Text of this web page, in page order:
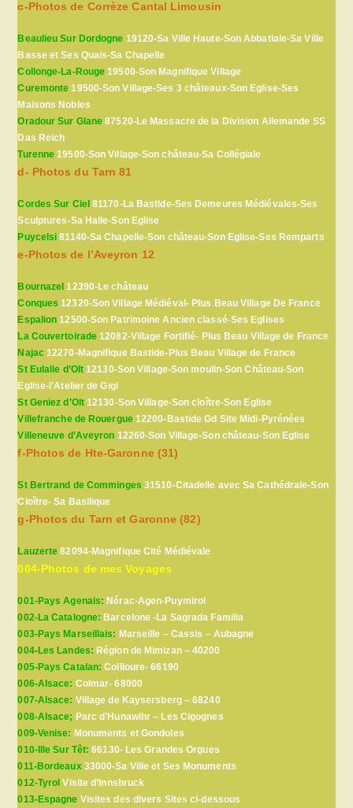
c-Photos de Corrèze Cantal Limousin
Beaulieu Sur Dordogne 19120-Sa Ville Haute-Son Abbatiale-Sa Ville
Basse et Ses Quais-Sa Chapelle
Collonge-La-Rouge 19500-Son Magnifique Village
Curemonte 19500-Son Village-Ses 3 châteaux-Son Eglise-Ses
Maisons Nobles
Oradour Sur Glane 87520-Le Massacre de la Division Allemande SS
Das Reich
Turenne 19500-Son Village-Son château-Sa Collégiale
d- Photos du Tarn 81
Cordes Sur Ciel81170-La Bastide-Ses Demeures Médiévales-Ses
Sculptures-Sa Halle-Son Eglise
Puycelsi 81140-Sa Chapelle-Son château-Son Eglise-Ses Remparts
e-Photos de l’Aveyron 12
Bournazel 12390-Le château
Conques 12320-Son Village Médiéval- Plus Beau Village De France
Espalion 12500-Son Patrimoine Ancien classé-Ses Eglises
La Couvertoirade 12082-Village Fortifié- Plus Beau Village de France
Najac12270-Magnifique Bastide-Plus Beau Village de France
St Eulalie d’Olt 12130-Son Village-Son moulin-Son Château-Son
Eglise-l’Atelier de Gigi
St Geniez d’Olt12130-Son Village-Son cloître-Son Eglise
Villefranche de Rouergue12200-Bastide Gd Site Midi-Pyrénées
Villeneuve d’Aveyron 12260-Son Village-Son château-Son Eglise
f-Photos de Hte-Garonne (31)
St Bertrand de Comminges 31510-Citadelle avec Sa Cathédrale-Son
Cloître- Sa Basilique
g-Photos du Tarn et Garonne (82)
Lauzerte 82094-Magnifique Cité Médiévale
004-Photos de mes Voyages
001-Pays Agenais: Nérac-Agen-Puymirol
002-La Catalogne:Barcelone -La Sagrada Familia
003-Pays Marseillais: Marseille – Cassis – Aubagne
004-Les Landes:Région de Mimizan – 40200
005-Pays Catalan:Collioure- 66190
006-Alsace: Colmar- 68000
007-Alsace: Village de Kaysersberg – 68240
008-Alsace; Parc d’Hunawihr – Les Cigognes
009-Venise: Monuments et Gondoles
010-Ille Sur Têt:66130- Les Grandes Orgues
011-Bordeaux33000-Sa Ville et Ses Monuments
012-Tyrol Visite d’Innsbruck
013-Espagne Visites des divers Sites ci-dessous